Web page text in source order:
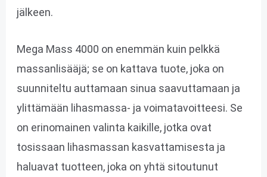
jälkeen.
Mega Mass 4000 on enemmän kuin pelkkä
massanlisääjä; se on kattava tuote, joka on
suunniteltu auttamaan sinua saavuttamaan ja
ylittämään lihasmassa- ja voimatavoitteesi. Se
on erinomainen valinta kaikille, jotka ovat
tosissaan lihasmassan kasvattamisesta ja
haluavat tuotteen, joka on yhtä sitoutunut